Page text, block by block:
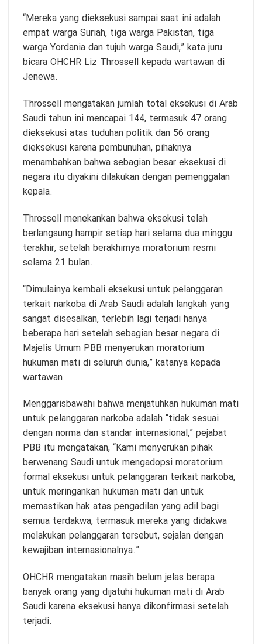
“Mereka yang dieksekusi sampai saat ini adalah
empat warga Suriah, tiga warga Pakistan, tiga
warga Yordania dan tujuh warga Saudi,” kata juru
bicara OHCHR Liz Throssell kepada wartawan di
Jenewa.
Throssell mengatakan jumlah total eksekusi di Arab
Saudi tahun ini mencapai 144, termasuk 47 orang
dieksekusi atas tuduhan politik dan 56 orang
dieksekusi karena pembunuhan, pihaknya
menambahkan bahwa sebagian besar eksekusi di
negara itu diyakini dilakukan dengan pemenggalan
kepala.
Throssell menekankan bahwa eksekusi telah
berlangsung hampir setiap hari selama dua minggu
terakhir, setelah berakhirnya moratorium resmi
selama 21 bulan.
“Dimulainya kembali eksekusi untuk pelanggaran
terkait narkoba di Arab Saudi adalah langkah yang
sangat disesalkan, terlebih lagi terjadi hanya
beberapa hari setelah sebagian besar negara di
Majelis Umum PBB menyerukan moratorium
hukuman mati di seluruh dunia,” katanya kepada
wartawan.
Menggarisbawahi bahwa menjatuhkan hukuman mati
untuk pelanggaran narkoba adalah “tidak sesuai
dengan norma dan standar internasional,” pejabat
PBB itu mengatakan, “Kami menyerukan pihak
berwenang Saudi untuk mengadopsi moratorium
formal eksekusi untuk pelanggaran terkait narkoba,
untuk meringankan hukuman mati dan untuk
memastikan hak atas pengadilan yang adil bagi
semua terdakwa, termasuk mereka yang didakwa
melakukan pelanggaran tersebut, sejalan dengan
kewajiban internasionalnya.”
OHCHR mengatakan masih belum jelas berapa
banyak orang yang dijatuhi hukuman mati di Arab
Saudi karena eksekusi hanya dikonfirmasi setelah
terjadi.